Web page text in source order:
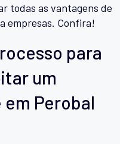
todas as vantagens de
empresas. Confira!
para
um
Perobal